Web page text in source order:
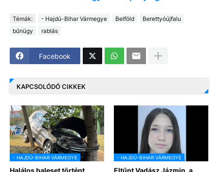
Témák: - Hajdú-Bihar Vármegye Belföld
Berettyóújfalu
bűnügy
rablás
Facebook
KAPCSOLÓDÓ CIKKEK
- HAJDÚ-BIHAR VÁRMEGYE - HAJDÚ-BIHAR VÁRMEGYE